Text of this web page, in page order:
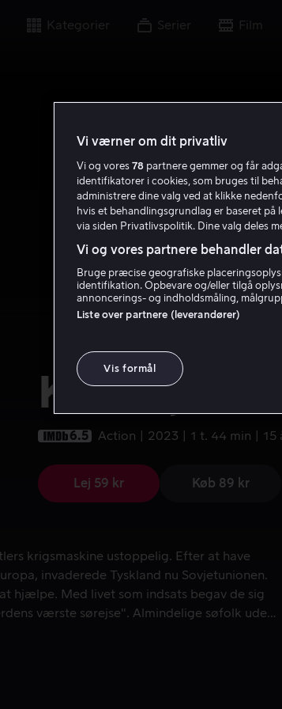
Kategorier Serier Film
Konvoj
6.5 Action 2023 1 t. 44 min 15
Lej 59 kr Køb 89 kr
krigsmaskine ustoppelig. Efter at have
krigsmaskine ustoppelig. Efter at have
invaderede Tyskland nu Sovjetunionen.
hjælpe. Med livet som indsats begav de sig
værste sørejse". Almindelige søfolk uden
Vi værner om dit privatliv
Vi og vores 78 partnere gemmer og får
identifikatorer i cookies, som bruges til
administrere dine valg ved at klikke
hvis et behandlingsgrundlag er baseret
via siden Privatlivspolitik. Dine valg deles
Vi og vores partnere behandler
Bruge præcise geografiske
identifikation. Opbevare og/eller tilgå
annoncerings- og indholdsmåling,
Liste over partnere (leverandører)
Vis formål